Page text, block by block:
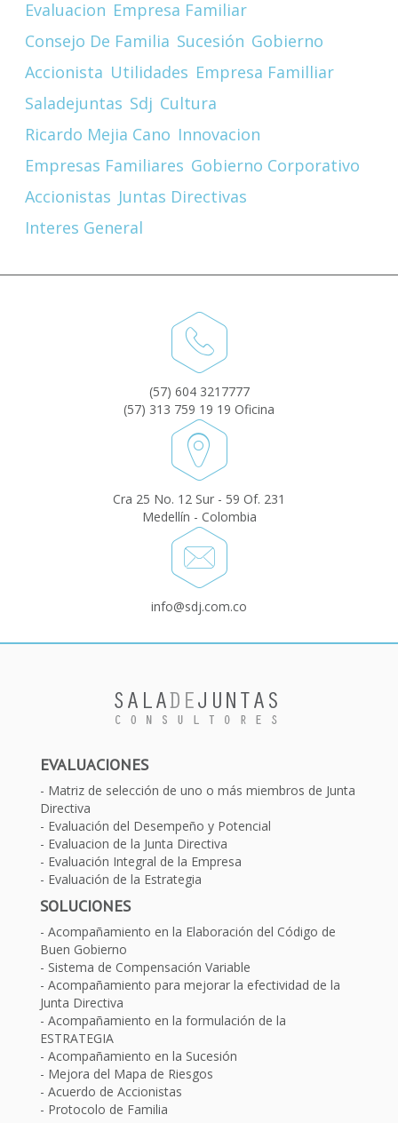
Evaluacion Empresa Familiar
Consejo De Familia Sucesión Gobierno
Accionista Utilidades Empresa Familliar
Saladejuntas Sdj Cultura
Ricardo Mejia Cano Innovacion
Empresas Familiares Gobierno Corporativo
Accionistas Juntas Directivas
Interes General
(57) 604 3217777
(57) 313 759 19 19 Oficina
Cra 25 No. 12 Sur - 59 Of. 231
Medellín - Colombia
info@sdj.com.co
EVALUACIONES
Matriz de selección de uno o más miembros de Junta
Directiva
Evaluación del Desempeño y Potencial
Evaluacion de la Junta Directiva
Evaluación Integral de la Empresa
Evaluación de la Estrategia
SOLUCIONES
Acompañamiento en la Elaboración del Código de
Buen Gobierno
Sistema de Compensación Variable
Acompañamiento para mejorar la efectividad de la
Junta Directiva
Acompañamiento en la formulación de la
ESTRATEGIA
Acompañamiento en la Sucesión
Mejora del Mapa de Riesgos
Acuerdo de Accionistas
Protocolo de Familia